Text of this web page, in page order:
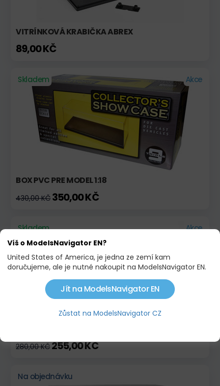
VITRÍNKOVÁ KRABIČKA ABREX
89,00 KČ
Skladem Akce
BOX PVC PRE MODEL 1:18
430,00 KČ 350,00 KČ
Skladem Akce
280,00 KČ255,00 KČ
Na objednávku
Víš o ModelsNavigator EN?
United States of America, je jedna ze zemí kam
doručujeme, ale je nutné nakoupit na ModelsNavigator EN.
Jít na ModelsNavigator EN
Zůstat na ModelsNavigator CZ